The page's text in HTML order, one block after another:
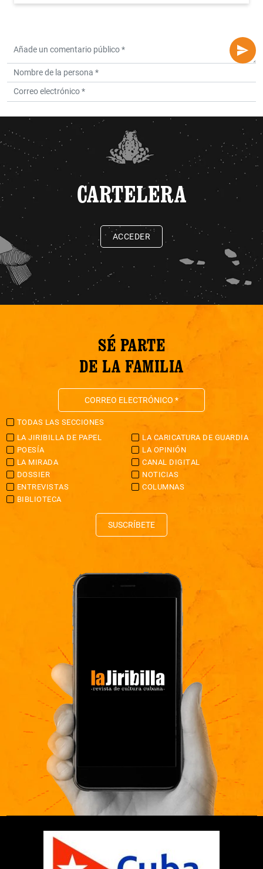
CARTELERA
ACCEDER
SÉ PARTE
DE LA FAMILIA
TODAS LAS SECCIONES
LA JIRIBILLA DE PAPEL
LA CARICATURA DE GUARDIA
POESÍA
LA OPINIÓN
LA MIRADA
CANAL DIGITAL
DOSSIER
NOTICIAS
ENTREVISTAS
COLUMNAS
BIBLIOTECA
SUSCRÍBETE